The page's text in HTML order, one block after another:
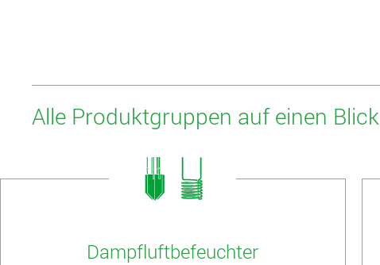
Alle Produktgruppen auf einen Blick
Dampfluftbefeuchter